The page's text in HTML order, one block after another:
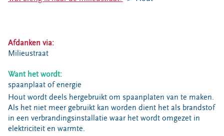
Milieustraten
Afval aanmelden
Ons verhaal
Nieuws
Ontdek Omrin
Over Omrin
Afdanken via:
Milieustraat
Want het wordt:
spaanplaat of energie
Hout wordt deels hergebruikt om spaanplaten van te maken.
Als het niet meer gebruikt kan worden dient het als brandstof
in een verbrandingsinstallatie waar het wordt omgezet in
elektriciteit en warmte.